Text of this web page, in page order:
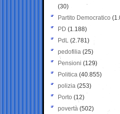
(30)
Partito Democratico
PD (1.188)
PdL (2.781)
pedofilia (25)
Pensioni (129)
Politica (40.855)
polizia (253)
Porto (12)
povertà (502)